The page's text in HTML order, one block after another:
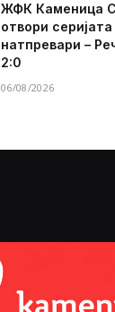
ЖФК Каменица
отвори
натпревари –
2:0
06/08/2026